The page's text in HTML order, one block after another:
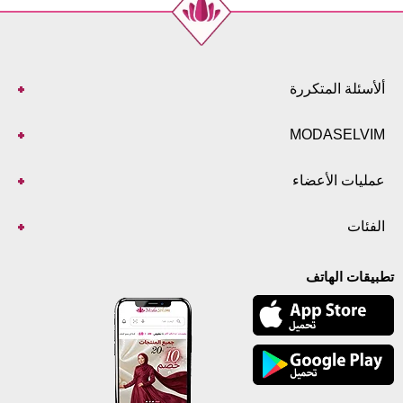
ألأسئلة المتكررة
MODASELVIM
عمليات الأعضاء
الفئات
تطبيقات الهاتف